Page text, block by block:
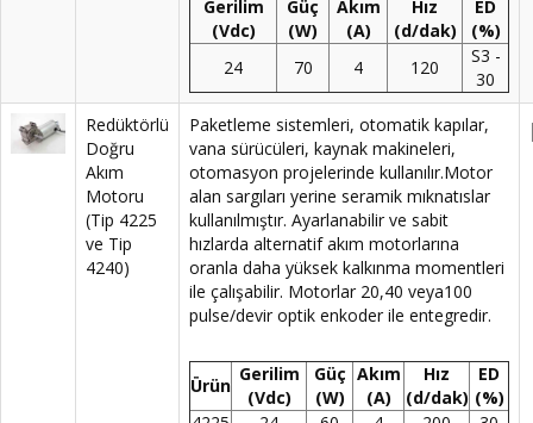
Gerilim
(Vdc)
Güç
(W)
Akım
(A)
Hız
(d/dak)
ED
(%)
24
70 4 120
S3 -
30
Redüktörlü
Doğru
Akım
Motoru
(Tip 4225
ve Tip
4240)
Paketleme sistemleri, otomatik kapılar,
vana sürücüleri, kaynak makineleri,
otomasyon projelerinde kullanılır.Motor
alan sargıları yerine seramik mıknatıslar
kullanılmıştır. Ayarlanabilir ve sabit
hızlarda alternatif akım motorlarına
oranla daha yüksek kalkınma momentleri
ile çalışabilir. Motorlar 20,40 veya100
pulse/devir optik enkoder ile entegredir.
Ürün
Gerilim
(Vdc)
Güç
(W)
Akım
(A)
Hız
(d/dak)
ED
(%)